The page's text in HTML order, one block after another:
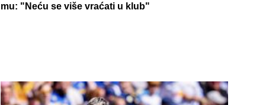
mu: "Neću se više vraćati u klub"